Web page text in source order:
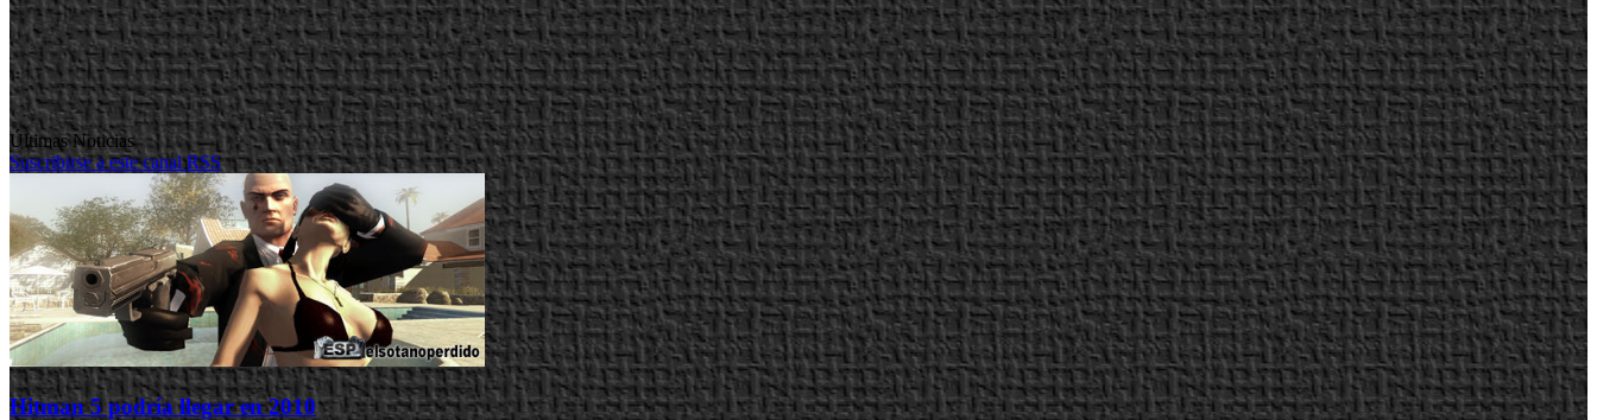
Últimas Noticias
Suscribirse a este canal RSS
Hitman 5 podría llegar en 2010